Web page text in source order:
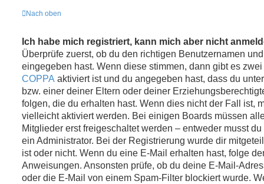
Nach oben
Ich habe mich registriert, kann mich aber nicht
Überprüfe zuerst, ob du den richtigen Benutzernamen
eingegeben hast. Wenn diese stimmen, dann gibt es
COPPA aktiviert ist und du angegeben hast, dass du
bzw. einer deiner Eltern oder deiner
folgen, die du erhalten hast. Wenn dies nicht der Fall ist,
vielleicht aktiviert werden. Bei einigen Boards müssen
Mitglieder erst freigeschaltet werden – entweder musst
ein Administrator. Bei der Registrierung wurde dir
ist oder nicht. Wenn du eine E-Mail erhalten hast, folge
Anweisungen. Ansonsten prüfe, ob du deine E-Mail-
oder die E-Mail von einem Spam-Filter blockiert wurde.